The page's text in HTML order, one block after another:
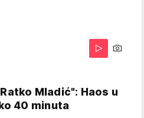
Mladić": Haos u
40 minuta